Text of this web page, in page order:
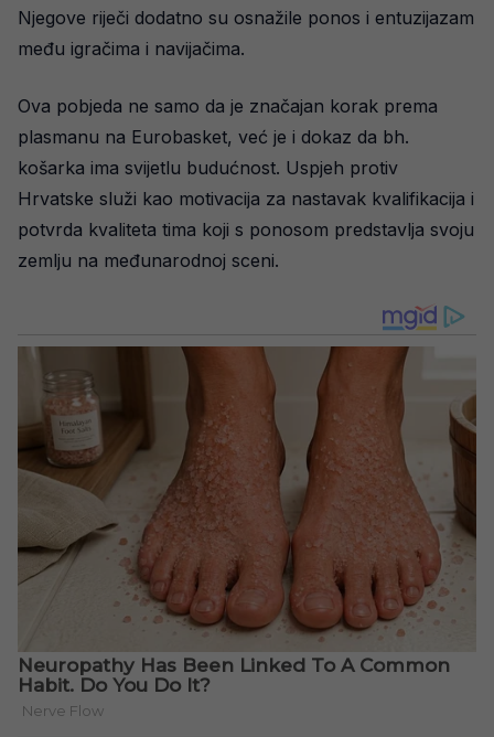
Njegove riječi dodatno su osnažile ponos i entuzijazam
među igračima i navijačima.
Ova pobjeda ne samo da je značajan korak prema
plasmanu na Eurobasket, već je i dokaz da bh.
košarka ima svijetlu budućnost. Uspjeh protiv
Hrvatske služi kao motivacija za nastavak kvalifikacija i
potvrda kvaliteta tima koji s ponosom predstavlja svoju
zemlju na međunarodnoj sceni.